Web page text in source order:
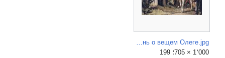
1٬000 × 705؛ 199